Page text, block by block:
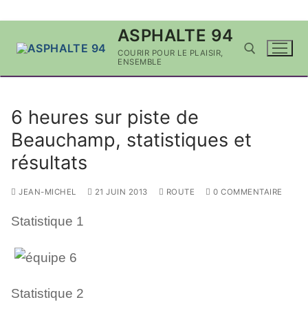
ASPHALTE 94
COURIR POUR LE PLAISIR,
ENSEMBLE
6 heures sur piste de
Beauchamp, statistiques et
résultats
JEAN-MICHEL 21 JUIN 2013 ROUTE 0 COMMENTAIRE
Statistique 1
Statistique 2